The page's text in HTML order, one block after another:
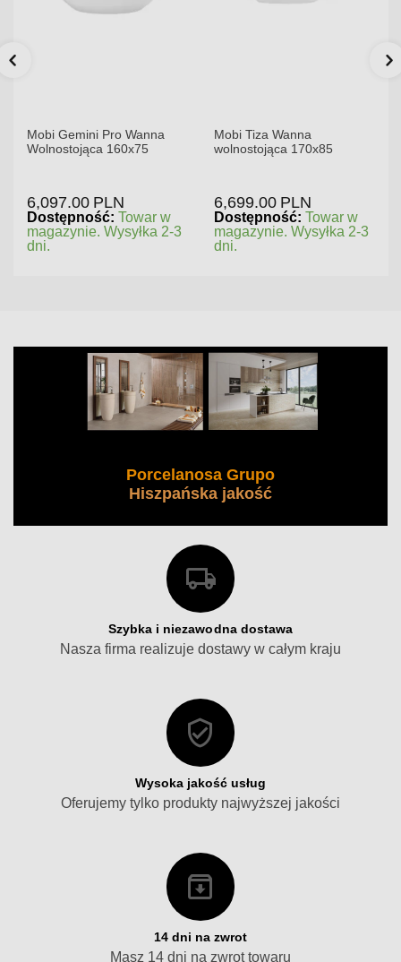
Mobi Gemini Pro Wanna
Wolnostojąca 160x75
6,097.00 PLN
Dostępność: Towar w
magazynie. Wysyłka 2-3
dni.
Mobi Tiza Wanna
wolnostojąca 170x85
6,699.00 PLN
Dostępność: Towar w
magazynie. Wysyłka 2-3
dni.
Porcelanosa Grupo
Hiszpańska jakość
Szybka i niezawodna dostawa
Nasza firma realizuje dostawy w całym kraju
Wysoka jakość usług
Oferujemy tylko produkty najwyższej jakości
14 dni na zwrot
Masz 14 dni na zwrot towaru